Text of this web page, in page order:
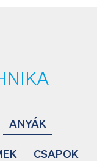
ANYÁK
CSAPOK